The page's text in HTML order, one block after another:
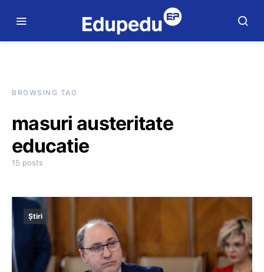
BROWSING TAG
masuri austeritate
educatie
15 posts
Știri